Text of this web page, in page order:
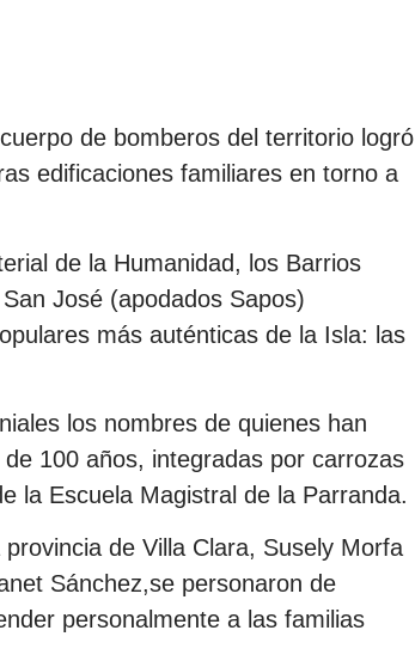
de bomberos del territorio logró
edificaciones familiares en torno a
de la Humanidad, los Barrios
José (apodados Sapos)
más auténticas de la Isla: las
los nombres de quienes han
100 años, integradas por carrozas
la Escuela Magistral de la Parranda.
de Villa Clara, Susely Morfa
Sánchez,se personaron de
personalmente a las familias